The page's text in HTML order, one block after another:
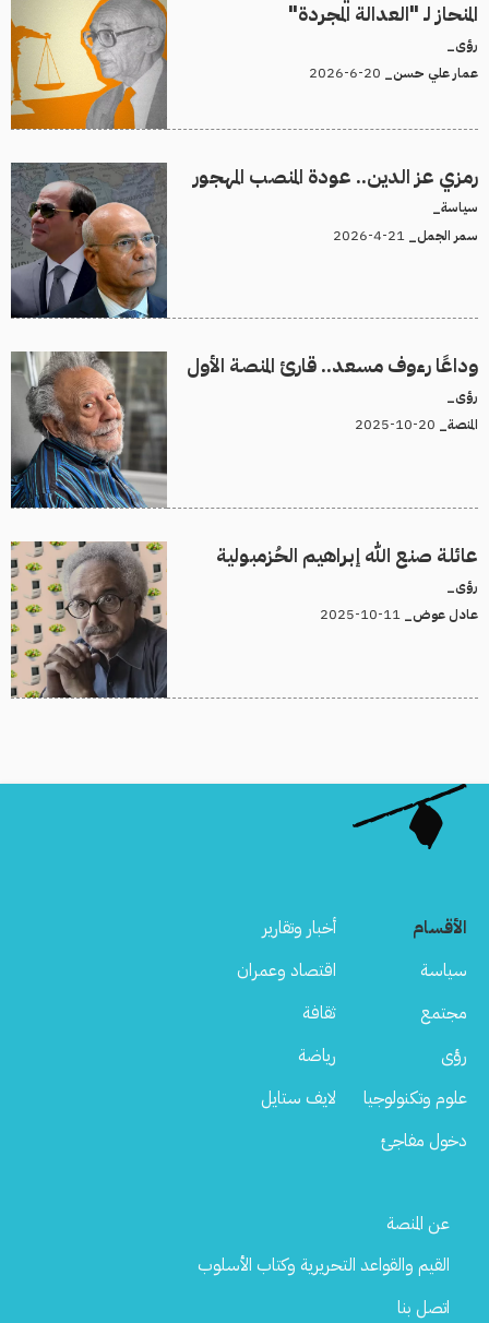
المنحاز لـ "العدالة المجردة"
رؤى_
عمار علي حسن_
رمزي عز الدين.. عودة المنصب المهجور
سياسة_
سمر الجمل_
وداعًا رءوف مسعد.. قارئ المنصة الأول
رؤى_
المنصة_
عائلة صنع الله إبراهيم الحُزمبولية
رؤى_
عادل عوض_
الأقسام
أخبار وتقارير
سياسة
اقتصاد وعمران
مجتمع
ثقافة
رؤى
رياضة
علوم وتكنولوجيا
لايف ستايل
دخول مفاجئ
Footer
عن المنصة
القيم والقواعد التحريرية وكتاب الأسلوب
اتصل بنا